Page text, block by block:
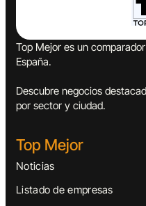
Top Mejor es un
España.
Descubre negocios
por sector y ciudad.
Top Mejor
Noticias
Listado de empresas